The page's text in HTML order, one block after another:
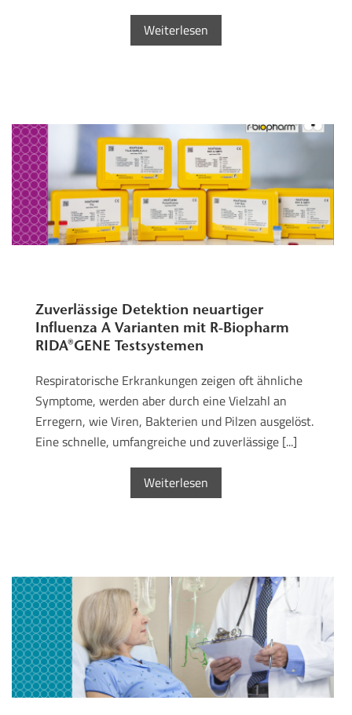
Weiterlesen
Zuverlässige Detektion neuartiger
Influenza A Varianten mit R-Biopharm
RIDA®GENE Testsystemen
Respiratorische Erkrankungen zeigen oft ähnliche
Symptome, werden aber durch eine Vielzahl an
Erregern, wie Viren, Bakterien und Pilzen ausgelöst.
Eine schnelle, umfangreiche und zuverlässige [...]
Weiterlesen